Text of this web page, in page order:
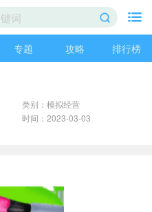
专题 攻略 排行榜
类别：模拟经营
时间：2023-03-03